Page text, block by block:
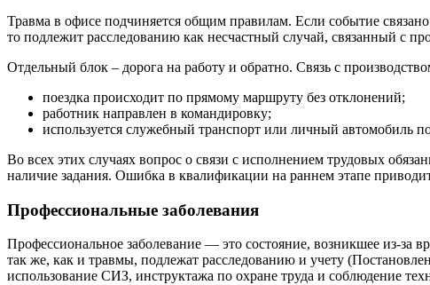
Травма в офисе подчиняется общим правилам. Если событие
то подлежит расследованию как несчастный случай, связанный с
Отдельный блок – дорога на работу и обратно. Связь с
поездка происходит по прямому маршруту без отклонений;
работник направлен в командировку;
используется служебный транспорт или личный автомобиль
Во всех этих случаях вопрос о связи с исполнением трудовых
наличие задания. Ошибка в квалификации на раннем этапе
Профессиональные заболевания
Профессиональное заболевание — это состояние, возникшее из-за
так же, как и травмы, подлежат расследованию и учету
использование СИЗ, инструктажа по охране труда и соблюдение